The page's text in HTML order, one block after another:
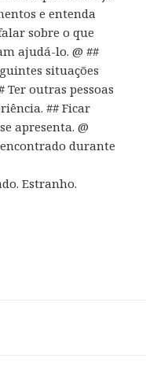
e entenda
sobre o que
ajudá-lo. @ ##
situações
Ter outras pessoas
## Ficar
apresenta. @
durante
Estranho.